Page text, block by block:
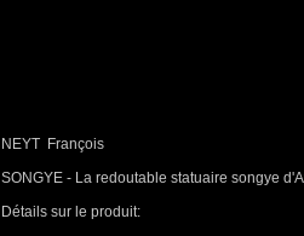
NEYT François
SONGYE - La redoutable statuaire songye
Détails sur le produit: